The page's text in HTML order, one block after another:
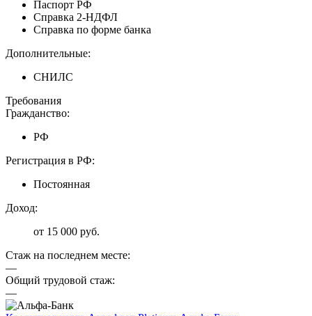
Паспорт РФ
Справка 2-НДФЛ
Справка по форме банка
Дополнительные:
СНИЛС
Требования
Гражданство:
РФ
Регистрация в РФ:
Постоянная
Доход:
от 15 000 руб.
Стаж на последнем месте:
—
Общий трудовой стаж:
—